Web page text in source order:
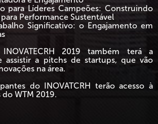
para Líderes Campeões: Construindo
Performance Sustentável
Significativo: o Engajamento em
2019 também terá a
assistir a pitchs de startups, que vão
na área.
do INOVATCRH terão acesso à
WTM 2019.